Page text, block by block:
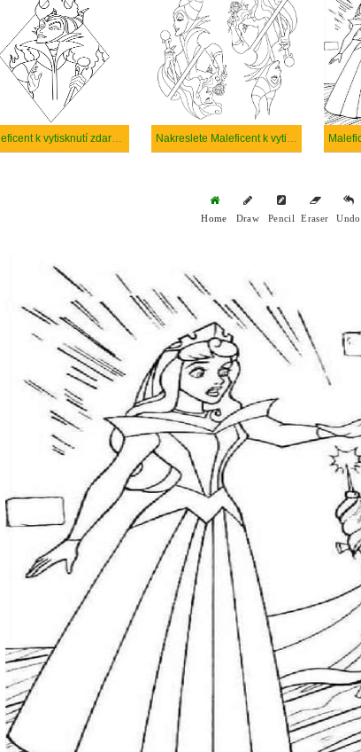
Maleficent k vytisknutí zdarma Nakreslete Maleficent k vytisknutí zdarma
Home Draw Pencil Eraser Undo